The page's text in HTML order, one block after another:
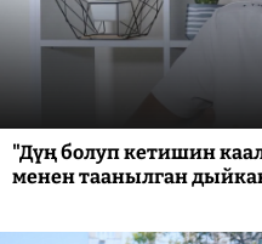
"Дүң болуп кетишин
менен таанылган